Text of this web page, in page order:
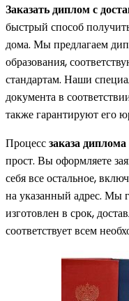
Заказать диплом с
быстрый способ
дома. Мы предлагаем
образования,
стандартам. Наши
документа в
также гарантируют его
Процессзаказа
прост. Вы оформляете
себя все остальное,
на указанный адрес. Мы
изготовлен в срок,
соответствует всем